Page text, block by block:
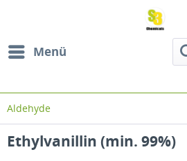
Menü
Aldehyde
Ethylvanillin (min. 99%)